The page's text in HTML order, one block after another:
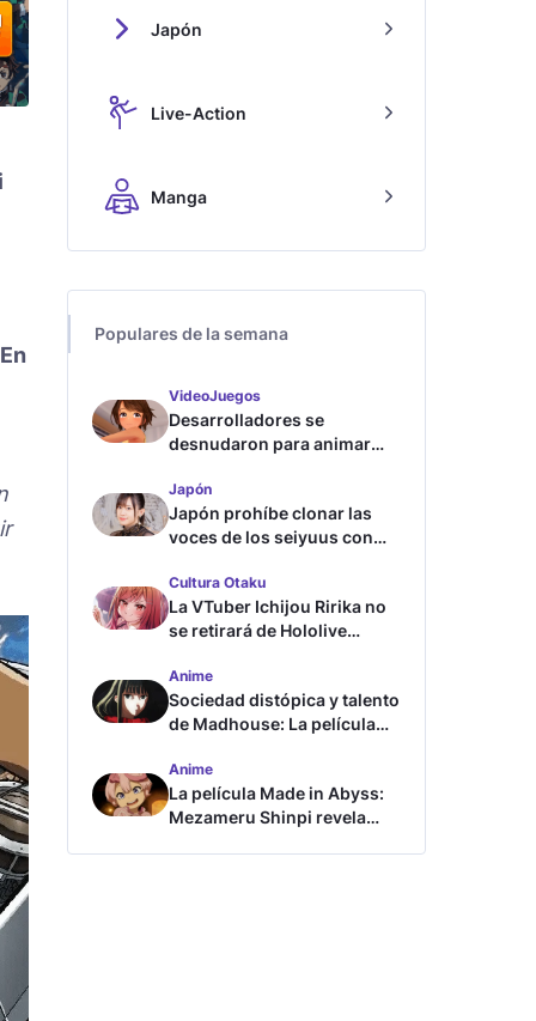
En
Japón
Live-Action
Manga
Populares de la semana
VideoJuegos
Desarrolladores se
desnudaron para animar
Japón
Japón prohíbe clonar las
voces de los seiyuus con
Cultura Otaku
La VTuber Ichijou Ririka no
se retirará de Hololive
Anime
Sociedad distópica y talento
de Madhouse: La película
tráiler
Anime
La película Made in Abyss:
Mezameru Shinpi revela